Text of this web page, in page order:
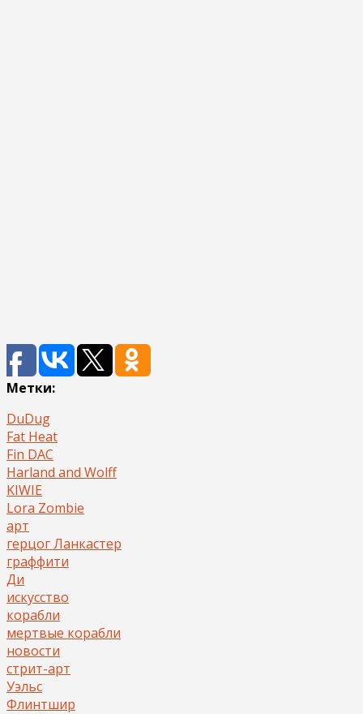
Метки:
DuDug
Fat Heat
Fin DAC
Harland and Wolff
KIWIE
Lora Zombie
арт
герцог Ланкастер
граффити
Ди
искусство
корабли
мертвые корабли
новости
стрит-арт
Уэльс
Флинтшир